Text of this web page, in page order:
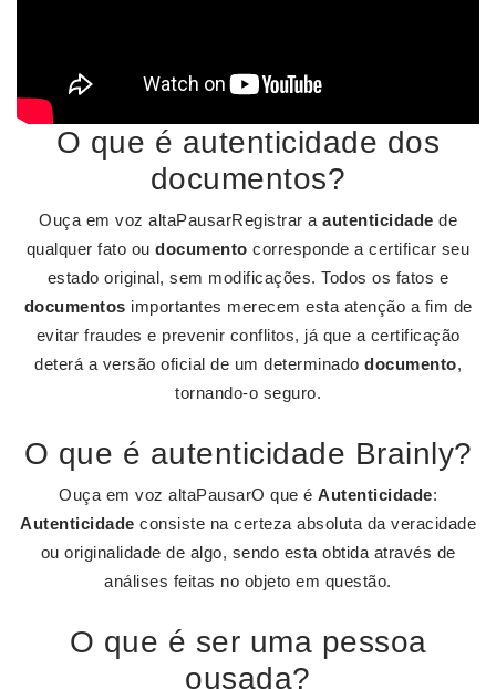
O que é autenticidade dos
documentos?
Ouça em voz altaPausarRegistrar a autenticidade de
qualquer fato oudocumento corresponde a certificar seu
estado original, sem modificações. Todos os fatos e
documentos importantes merecem esta atenção a fim de
evitar fraudes e prevenir conflitos, já que a certificação
deterá a versão oficial de um determinado documento,
tornando-o seguro.
O que é autenticidade Brainly?
Ouça em voz altaPausarO que é Autenticidade:
Autenticidade consiste na certeza absoluta da veracidade
ou originalidade de algo, sendo esta obtida através de
análises feitas no objeto em questão.
O que é ser uma pessoa
ousada?